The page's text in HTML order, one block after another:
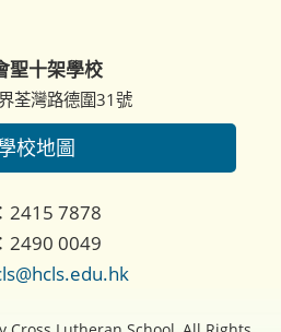
聖十架學校
荃灣路德圍31號
校地圖
2415 7878
2490 0049